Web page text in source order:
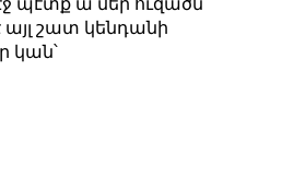
այլ շատ կենդանի
կան՝